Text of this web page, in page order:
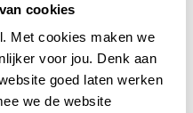
cookies
Met cookies maken we
voor jou. Denk aan
goed laten werken
we de website